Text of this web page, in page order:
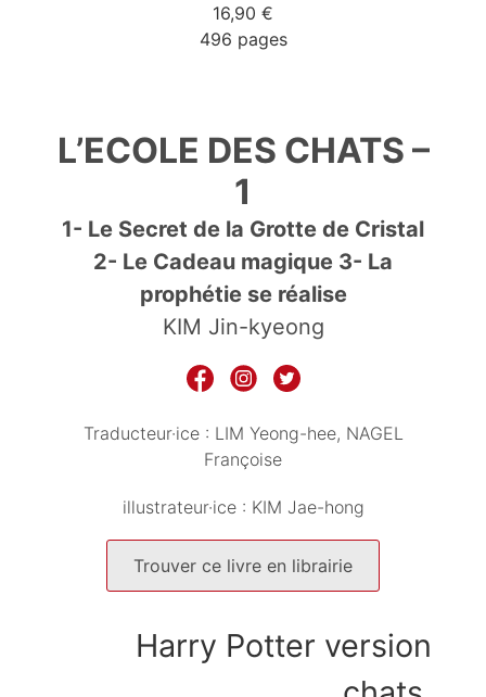
16,90 €
496 pages
L’ECOLE DES CHATS –
1
1- Le Secret de la Grotte de Cristal
2- Le Cadeau magique 3- La
prophétie se réalise
KIM Jin-kyeong
Traducteur·ice : LIM Yeong-hee NAGEL
Françoise
illustrateur·ice : KIM Jae-hong
Trouver ce livre en librairie
Harry Potter version